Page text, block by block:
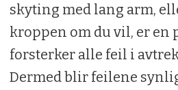
skyting med lang arm,
kroppen om du vil, er en
forsterker alle feil i
Dermed blir feilene